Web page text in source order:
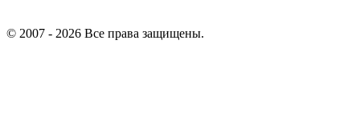
© 2007 - 2026 Все права защищены.